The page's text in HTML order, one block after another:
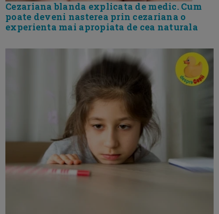
Cezariana blanda explicata de medic. Cum
poate deveni nasterea prin cezariana o
experienta mai apropiata de cea naturala